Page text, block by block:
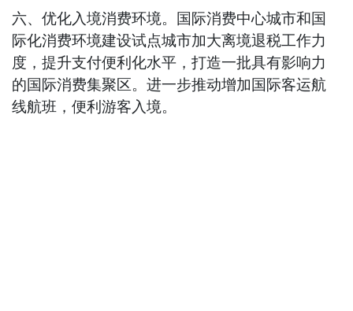
六、优化入境消费环境。国际消费中心城市和国
际化消费环境建设试点城市加大离境退税工作力
度，提升支付便利化水平，打造一批具有影响力
的国际消费集聚区。进一步推动增加国际客运航
线航班，便利游客入境。